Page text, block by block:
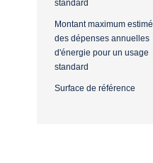
standard
Montant maximum estimé
des dépenses annuelles
d'énergie pour un usage
standard
Surface de référence